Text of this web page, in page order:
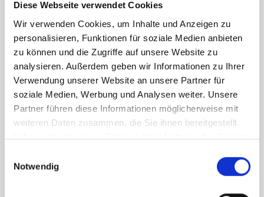
Diese Webseite verwendet Cookies
Wir verwenden Cookies, um Inhalte und Anzeigen zu
personalisieren, Funktionen für soziale Medien anbieten
zu können und die Zugriffe auf unsere Website zu
analysieren. Außerdem geben wir Informationen zu Ihrer
Verwendung unserer Website an unsere Partner für
soziale Medien, Werbung und Analysen weiter. Unsere
Partner führen diese Informationen möglicherweise mit
weiteren Daten zusammen, die Sie ihnen bereitgestellt
haben oder die sie im Rahmen Ihrer Nutzung der Dienste
Notwendig